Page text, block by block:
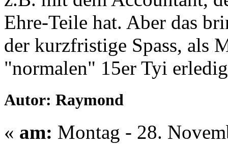
Ehre-Teile hat. Aber das
der kurzfristige Spass, als
"normalen" 15er Tyi
Autor: Raymond
« am: Montag - 28.